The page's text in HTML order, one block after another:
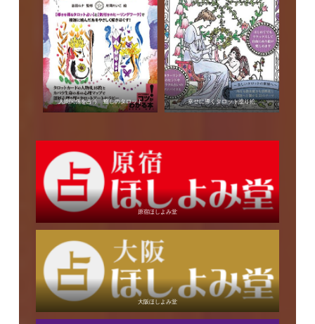
人間関係を占う 癒しのタロット 幸せに導くタロット塗り絵
原宿ほしよみ堂
大阪ほしよみ堂